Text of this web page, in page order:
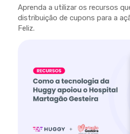
Aprenda a utilizar os recursos
distribuição de cupons para a
Feliz.